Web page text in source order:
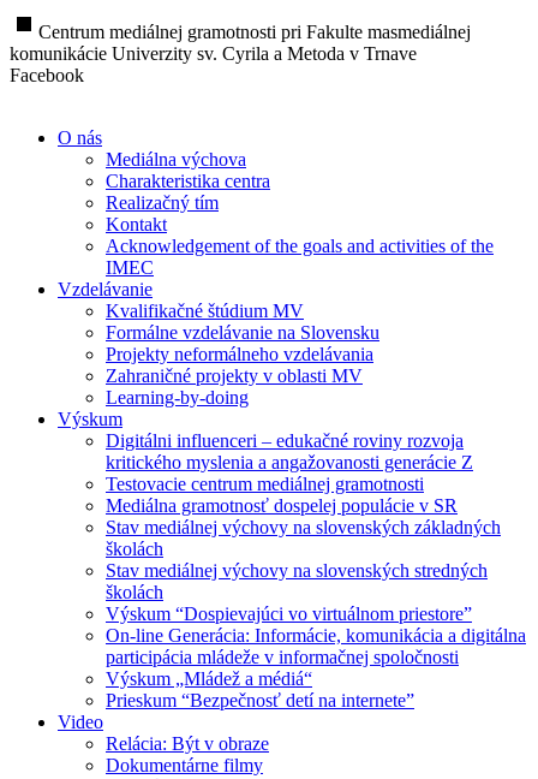
stop Centrum mediálnej gramotnosti pri Fakulte masmediálnej
komunikácie Univerzity sv. Cyrila a Metoda v Trnave
Facebook
O nás
Mediálna výchova
Charakteristika centra
Realizačný tím
Kontakt
Acknowledgement of the goals and activities of the
IMEC
Vzdelávanie
Kvalifikačné štúdium MV
Formálne vzdelávanie na Slovensku
Projekty neformálneho vzdelávania
Zahraničné projekty v oblasti MV
Learning-by-doing
Výskum
Digitálni influenceri – edukačné roviny rozvoja
kritického myslenia a angažovanosti generácie Z
Testovacie centrum mediálnej gramotnosti
Mediálna gramotnosť dospelej populácie v SR
Stav mediálnej výchovy na slovenských základných
školách
Stav mediálnej výchovy na slovenských stredných
školách
Výskum “Dospievajúci vo virtuálnom priestore”
On-line Generácia: Informácie, komunikácia a digitálna
participácia mládeže v informačnej spoločnosti
Výskum „Mládež a médiá“
Prieskum “Bezpečnosť detí na internete”
Video
Relácia: Být v obraze
Dokumentárne filmy